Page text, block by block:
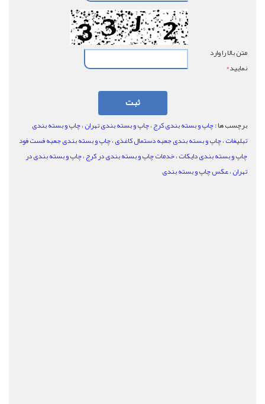
متن بالا را وارد
نماييد*
برچسب ها :چاپ و بسته بندی کرج،چاپ و بسته بندی تهران،چاپ و بسته بندی
تبلیغات،چاپ و بسته بندی جعبه دستمال کاغذی،چاپ و بسته بندی جعبه فست فود
چاپ و بسته بندی دایکات،خدمات چاپ و بسته بندی در کرج،چاپ و بسته بندی در
تهران،عکس چاپ و بسته بندی